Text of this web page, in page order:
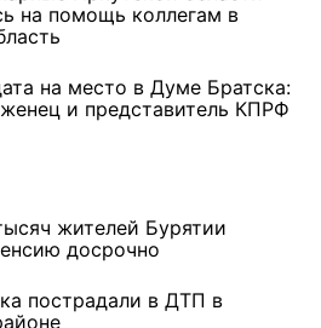
на помощь коллегам в
на место в Думе Братска:
и представитель КПРФ
жителей Бурятии
досрочно
пострадали в ДТП в